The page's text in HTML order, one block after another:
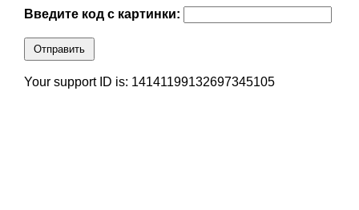
Введите код с картинки:
Отправить
Your support ID is: 14141199132697345105